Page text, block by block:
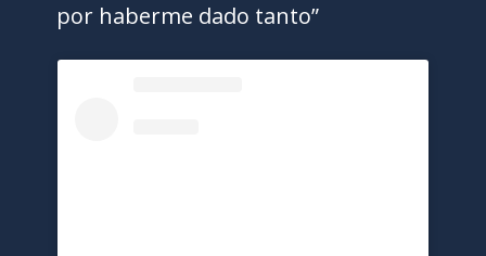
por haberme dado tanto”